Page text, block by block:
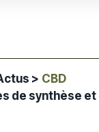
> CBD
de synthèse